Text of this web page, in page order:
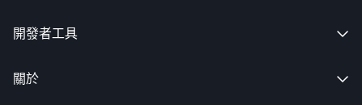
開發者工具 
關於 